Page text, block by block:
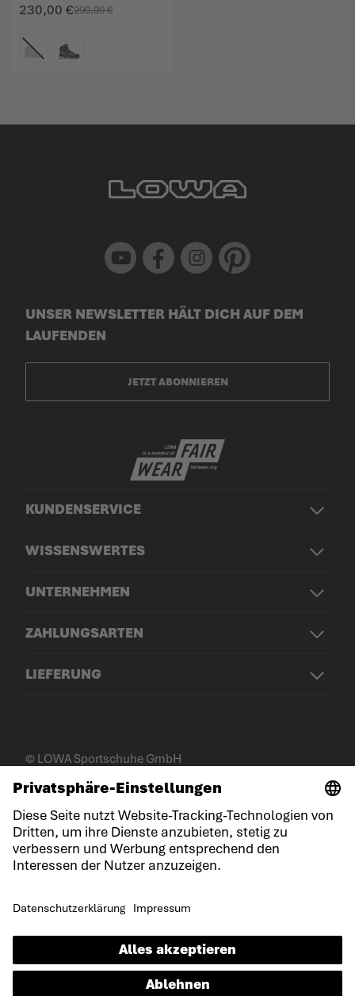
230,00 €290,00 €
Youtube Facebook Instagram Pinterest
KUNDENSERVICE
WISSENSWERTES
UNTERNEHMEN
ZAHLUNGSARTEN
LIEFERUNG
UNSER NEWSLETTER HÄLT DICH AUF DEM
LAUFENDEN
JETZT ABONNIEREN
© LOWA Sportschuhe GmbH
Impressum
Datenschutz
Cookies
Gewinnspielbedingungen
Erklärung zur Barrierefreiheit